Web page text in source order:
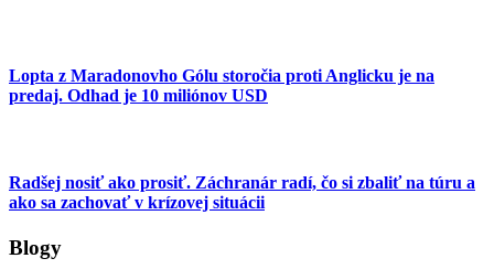
Lopta z Maradonovho Gólu storočia proti Anglicku je na
predaj. Odhad je 10 miliónov USD
Radšej nosiť ako prosiť. Záchranár radí, čo si zbaliť na túru a
ako sa zachovať v krízovej situácii
Blogy